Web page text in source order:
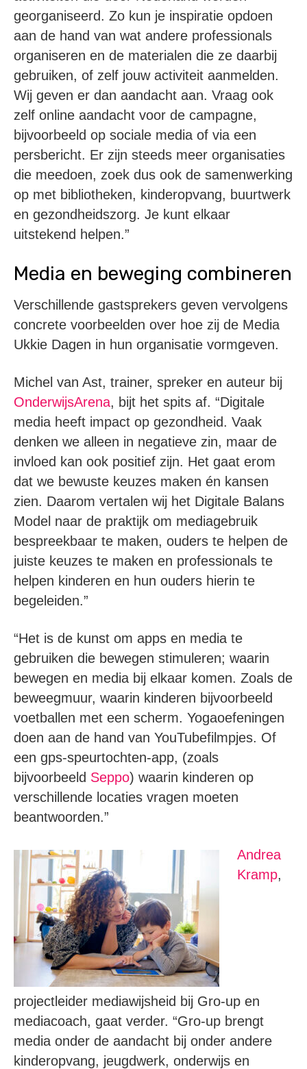
georganiseerd. Zo kun je inspiratie opdoen
aan de hand van wat andere professionals
organiseren en de materialen die ze daarbij
gebruiken, of zelf jouw activiteit aanmelden.
Wij geven er dan aandacht aan. Vraag ook
zelf online aandacht voor de campagne,
bijvoorbeeld op sociale media of via een
persbericht. Er zijn steeds meer organisaties
die meedoen, zoek dus ook de samenwerking
op met bibliotheken, kinderopvang, buurtwerk
en gezondheidszorg. Je kunt elkaar
uitstekend helpen.”
Media en beweging combineren
Verschillende gastsprekers geven vervolgens
concrete voorbeelden over hoe zij de Media
Ukkie Dagen in hun organisatie vormgeven.
Michel van Ast, trainer, spreker en auteur bij
OnderwijsArena, bijt het spits af. “Digitale
media heeft impact op gezondheid. Vaak
denken we alleen in negatieve zin, maar de
invloed kan ook positief zijn. Het gaat erom
dat we bewuste keuzes maken én kansen
zien. Daarom vertalen wij het Digitale Balans
Model naar de praktijk om mediagebruik
bespreekbaar te maken, ouders te helpen de
juiste keuzes te maken en professionals te
helpen kinderen en hun ouders hierin te
begeleiden.”
“Het is de kunst om apps en media te
gebruiken die bewegen stimuleren; waarin
bewegen en media bij elkaar komen. Zoals de
beweegmuur, waarin kinderen bijvoorbeeld
voetballen met een scherm. Yogaoefeningen
doen aan de hand van YouTubefilmpjes. Of
een gps-speurtochten-app, (zoals
bijvoorbeeld Seppo) waarin kinderen op
verschillende locaties vragen moeten
beantwoorden.”
Andrea
Kramp,
projectleider mediawijsheid bij Gro-up en
mediacoach, gaat verder. “Gro-up brengt
media onder de aandacht bij onder andere
kinderopvang, jeugdwerk, onderwijs en